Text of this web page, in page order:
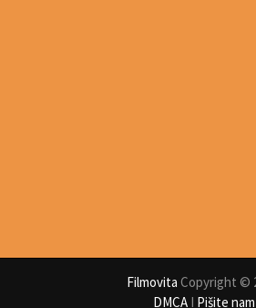
Filmovita Copyright ©
DMCAI Pišite nam